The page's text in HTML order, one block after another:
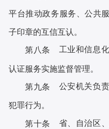
平台推动政务服务、公共
子印章的互信互认。
第八条 工业和信息
认证服务实施监督管理。
第九条 公安机关负
犯罪行为。
第十条 省、自治区